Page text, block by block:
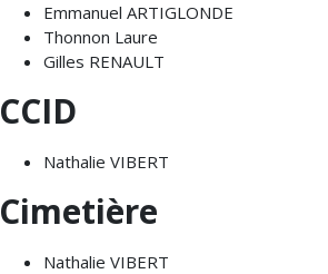
Emmanuel ARTIGLONDE
Thonnon Laure
Gilles RENAULT
CCID
Nathalie VIBERT
Cimetière
Nathalie VIBERT